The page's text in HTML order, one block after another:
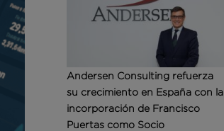
Andersen Consulting refuerza
su crecimiento en España con la
incorporación de Francisco
Puertas como Socio